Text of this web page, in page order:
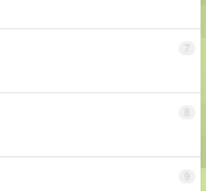
7
8
9